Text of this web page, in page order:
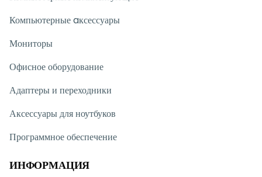
Компьютерные aксессуары
Мониторы
Офисное оборудование
Адаптеры и переходники
Аксессуары для ноутбуков
Программное обеспечение
ИНФОРМАЦИЯ